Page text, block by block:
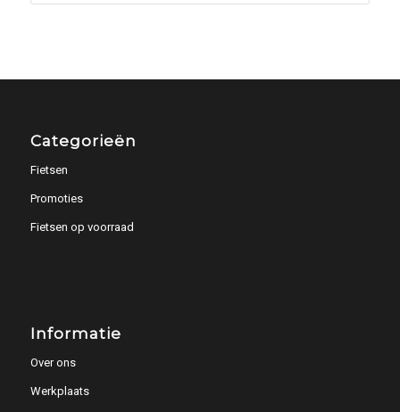
Categorieën
Fietsen
Promoties
Fietsen op voorraad
Informatie
Over ons
Werkplaats